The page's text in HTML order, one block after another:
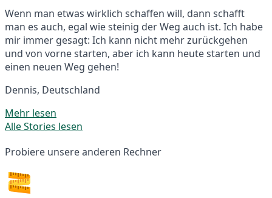
Wenn man etwas wirklich schaffen will, dann schafft
man es auch, egal wie steinig der Weg auch ist. Ich habe
mir immer gesagt: Ich kann nicht mehr zurückgehen
und von vorne starten, aber ich kann heute starten und
einen neuen Weg gehen!
Dennis, Deutschland
Mehr lesen
Alle Stories lesen
Probiere unsere anderen Rechner